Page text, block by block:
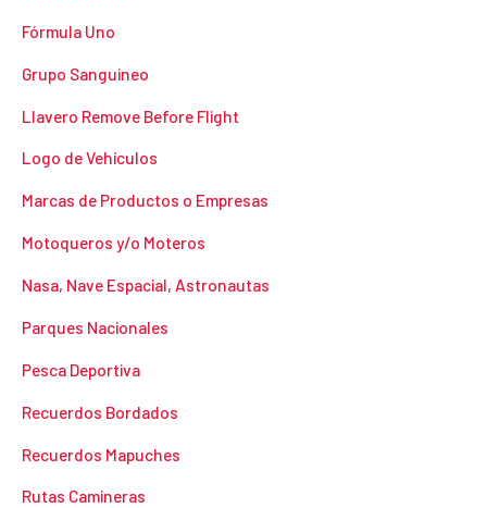
Fórmula Uno
Grupo Sanguineo
Llavero Remove Before Flight
Logo de Vehículos
Marcas de Productos o Empresas
Motoqueros y/o Moteros
Nasa, Nave Espacial, Astronautas
Parques Nacionales
Pesca Deportiva
Recuerdos Bordados
Recuerdos Mapuches
Rutas Camineras